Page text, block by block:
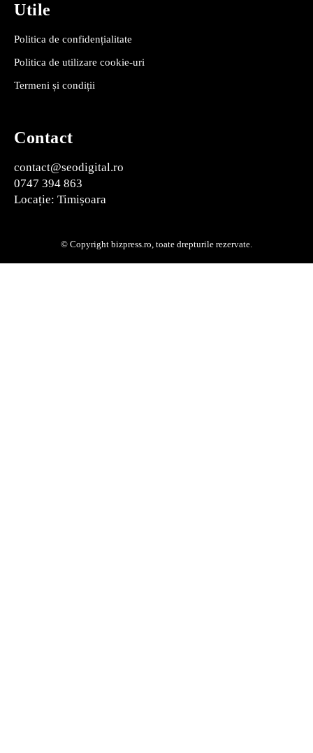
Utile
Politica de confidențialitate
Politica de utilizare cookie-uri
Termeni și condiții
Contact
contact@seodigital.ro
0747 394 863
Locație: Timișoara
© Copyright bizpress.ro, toate drepturile rezervate.